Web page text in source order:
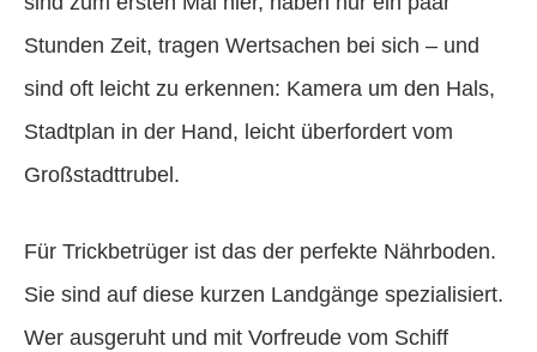
Stunden Zeit, tragen Wertsachen bei sich – und
sind oft leicht zu erkennen: Kamera um den Hals,
Stadtplan in der Hand, leicht überfordert vom
Großstadttrubel.
Für Trickbetrüger ist das der perfekte Nährboden.
Sie sind auf diese kurzen Landgänge spezialisiert.
Wer ausgeruht und mit Vorfreude vom Schiff